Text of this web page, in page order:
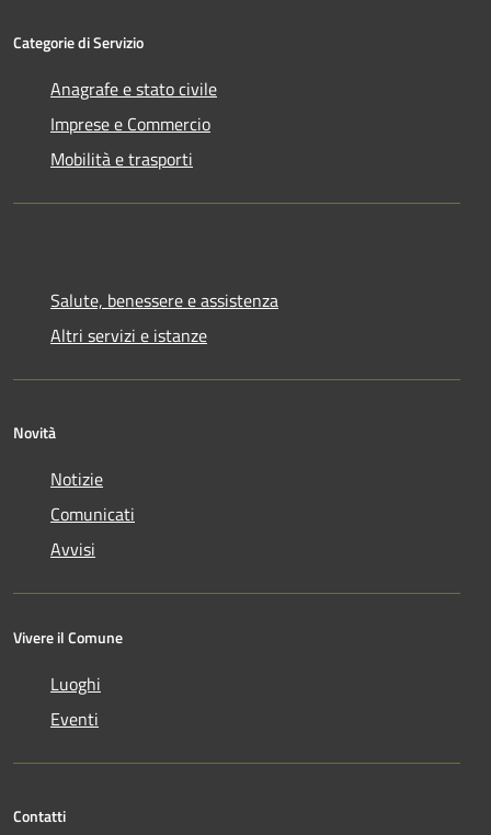
Categorie di Servizio
Anagrafe e stato civile
Imprese e Commercio
Mobilità e trasporti
Salute, benessere e assistenza
Altri servizi e istanze
Novità
Notizie
Comunicati
Avvisi
Vivere il Comune
Luoghi
Eventi
Contatti